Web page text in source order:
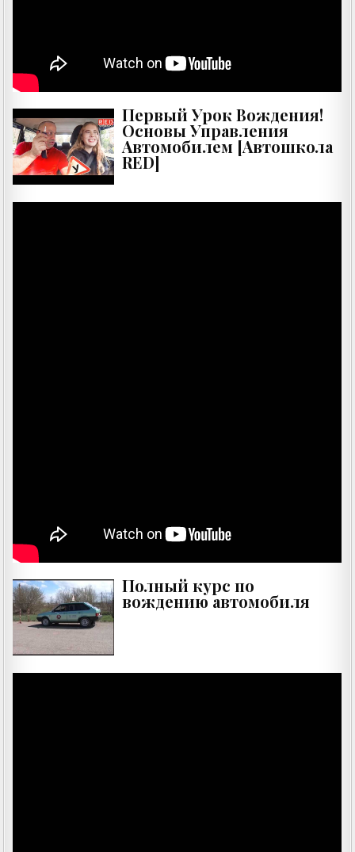
Первый Урок Вождения!
Основы Управления
Автомобилем [Автошкола
RED]
Полный курс по
вождению автомобиля